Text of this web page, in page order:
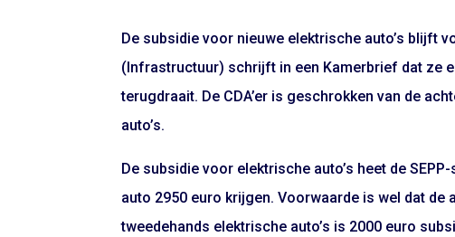
De subsidie voor nieuwe elektrische auto’s blijft
(Infrastructuur) schrijft in een Kamerbrief dat ze
terugdraait. De CDA’er is geschrokken van de
auto’s.
De subsidie voor elektrische auto’s heet de
auto 2950 euro krijgen. Voorwaarde is wel dat de
tweedehands elektrische auto’s is 2000 euro